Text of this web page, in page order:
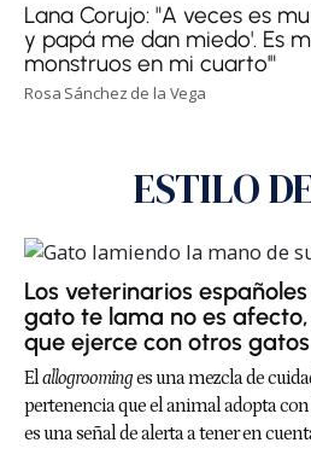
Lana Corujo: "A veces es
y papá me dan miedo'. Es
monstruos en mi cuarto'"
Rosa Sánchez de la Vega
ESTILO
Los veterinarios
gato te lama no es
que ejerce con otros gatos
Elallogroominges una mezcla de
pertenencia que el animal adopta
es una señal de alerta a tener en